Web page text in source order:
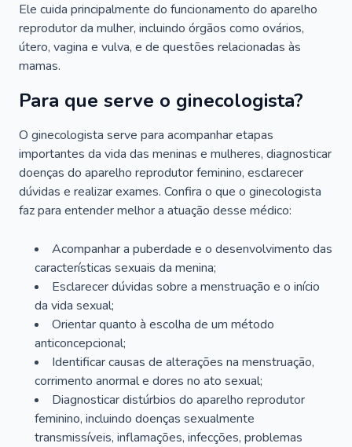
Ele cuida principalmente do funcionamento do aparelho
reprodutor da mulher, incluindo órgãos como ovários,
útero, vagina e vulva, e de questões relacionadas às
mamas.
Para que serve o ginecologista?
O ginecologista serve para acompanhar etapas
importantes da vida das meninas e mulheres, diagnosticar
doenças do aparelho reprodutor feminino, esclarecer
dúvidas e realizar exames. Confira o que o ginecologista
faz para entender melhor a atuação desse médico:
Acompanhar a puberdade e o desenvolvimento das
características sexuais da menina;
Esclarecer dúvidas sobre a menstruação e o início
da vida sexual;
Orientar quanto à escolha de um método
anticoncepcional;
Identificar causas de alterações na menstruação,
corrimento anormal e dores no ato sexual;
Diagnosticar distúrbios do aparelho reprodutor
feminino, incluindo doenças sexualmente
transmissíveis, inflamações, infecções, problemas